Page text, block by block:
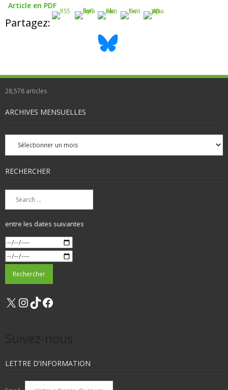
Article en PDF
Partagez:
28,578 articles
ARCHIVES MENSUELLES
Archives
mensuelles
RECHERCHER
entre les dates suivantes
X Instagram
TikTok
LETTRE D’INFORMATION